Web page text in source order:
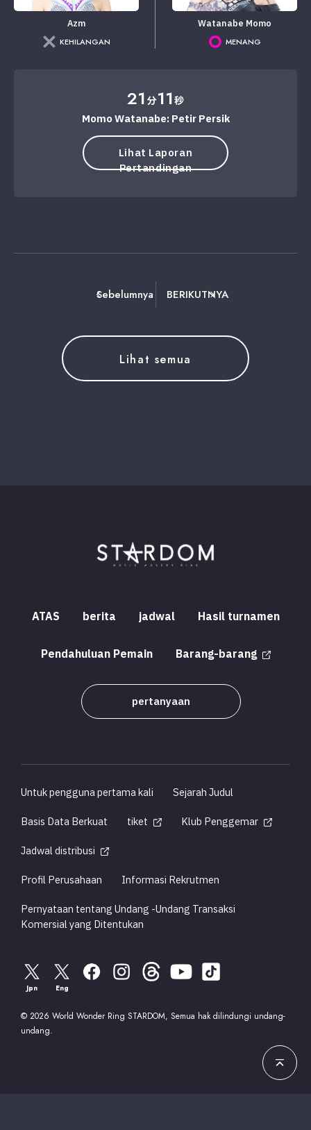
Azm
KEHILANGAN
Watanabe Momo
MENANG
21分11秒
Momo Watanabe: Petir Persik
Lihat Laporan
Pertandingan
Sebelumnya BERIKUTNYA
Lihat semua
ATAS berita jadwal Hasil turnamen
Pendahuluan Pemain Barang-barang
pertanyaan
Untuk pengguna pertama kali
Sejarah Judul
Basis Data Berkuat
tiket
Klub Penggemar
Jadwal distribusi
Profil Perusahaan
Informasi Rekrutmen
Pernyataan tentang Undang -Undang Transaksi
Komersial yang Ditentukan
Jpn Eng
© 2026 World Wonder Ring STARDOM, Semua hak dilindungi undang-
undang.